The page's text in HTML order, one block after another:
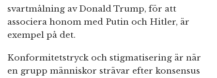
svartmålning av Donald Trump, för att
associera honom med Putin och Hitler, är
exempel på det.
Konformitetstryck och stigmatisering är när
en grupp människor strävar efter konsensus